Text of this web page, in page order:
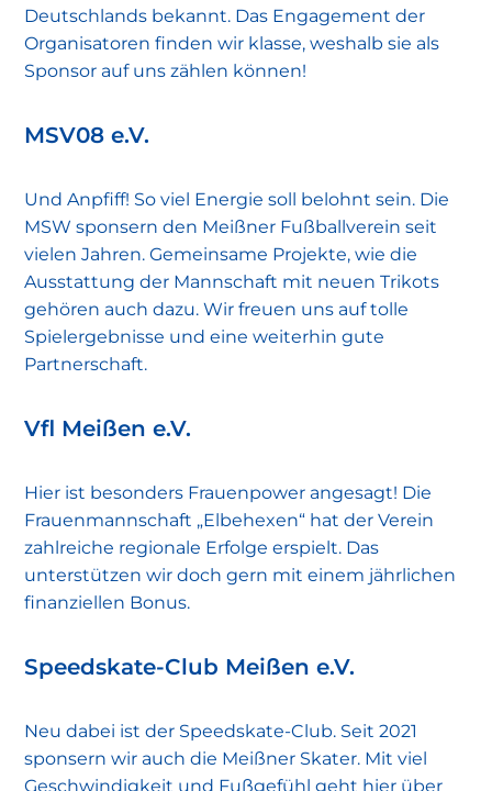
Deutschlands bekannt. Das Engagement der
Organisatoren finden wir klasse, weshalb sie als
Sponsor auf uns zählen können!
MSV08 e.V.
Und Anpfiff! So viel Energie soll belohnt sein. Die
MSW sponsern den Meißner Fußballverein seit
vielen Jahren. Gemeinsame Projekte, wie die
Ausstattung der Mannschaft mit neuen Trikots
gehören auch dazu. Wir freuen uns auf tolle
Spielergebnisse und eine weiterhin gute
Partnerschaft.
Vfl Meißen e.V.
Hier ist besonders Frauenpower angesagt! Die
Frauenmannschaft „Elbehexen“ hat der Verein
zahlreiche regionale Erfolge erspielt. Das
unterstützen wir doch gern mit einem jährlichen
finanziellen Bonus.
Speedskate-Club Meißen e.V.
Neu dabei ist der Speedskate-Club. Seit 2021
sponsern wir auch die Meißner Skater. Mit viel
Geschwindigkeit und Fußgefühl geht hier über